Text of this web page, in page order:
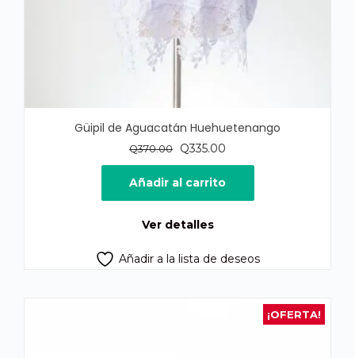
Güipil de Aguacatán Huehuetenango
Q370.00
El
precio
original
Q335.00
precio
actual
Añadir al carrito
Ver detalles
Añadir a la lista de deseos
¡OFERTA!